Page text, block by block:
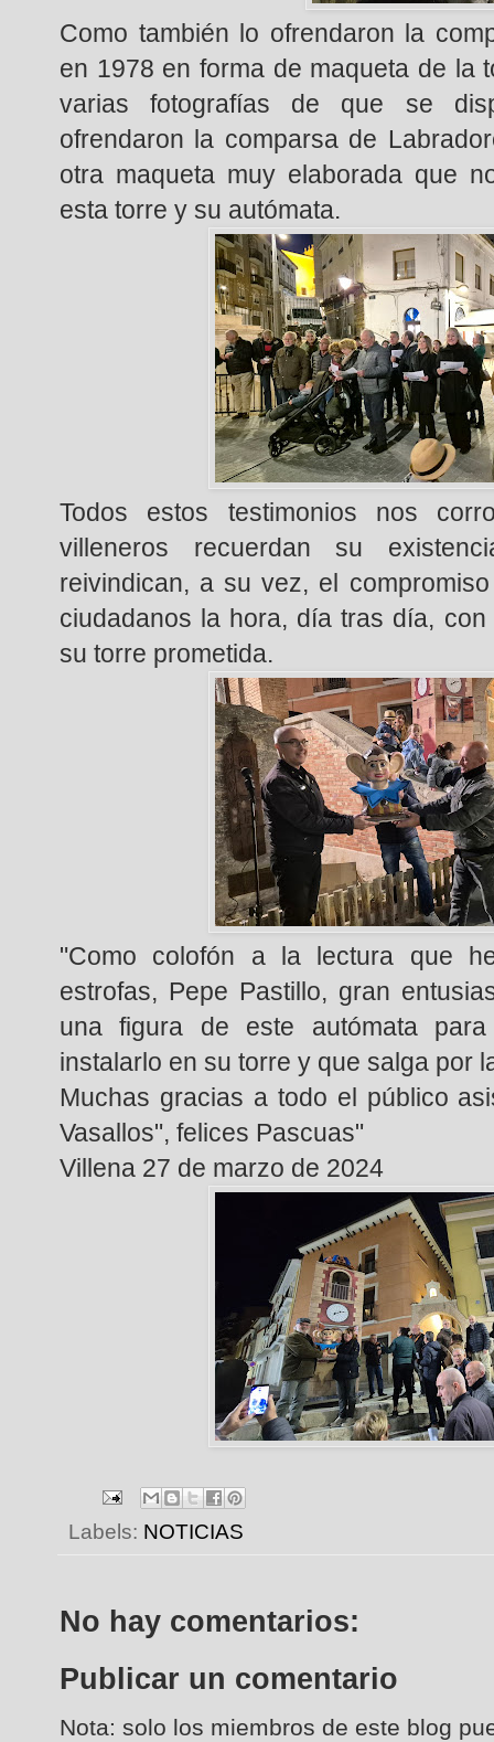
Como también lo ofrendaron la
en 1978 en forma de maqueta de la
varias fotografías de que se
ofrendaron la comparsa de
otra maqueta muy elaborada que
esta torre y su autómata.
Todos estos testimonios nos
villeneros recuerdan su
reivindican, a su vez, el
ciudadanos la hora, día tras día,
su torre prometida.
"Como colofón a la lectura que
estrofas, Pepe Pastillo, gran
una figura de este autómata
instalarlo en su torre y que salga por
Muchas gracias a todo el público
Vasallos", felices Pascuas"
Villena 27 de marzo de 2024
Labels: NOTICIAS
No hay comentarios:
Publicar un comentario
Nota: solo los miembros de este blog